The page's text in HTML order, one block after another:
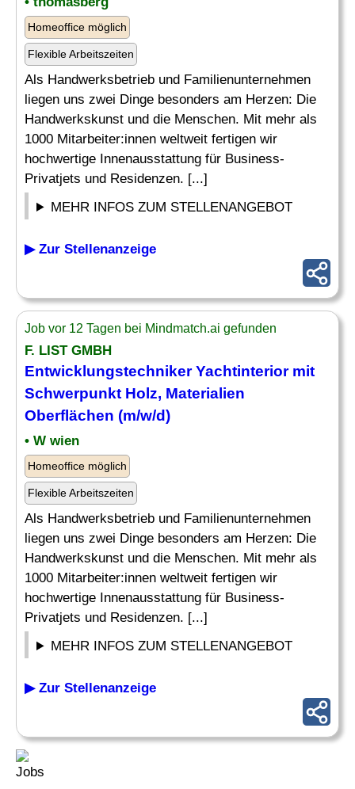
Homeoffice möglich
Flexible Arbeitszeiten
Als Handwerksbetrieb und Familienunternehmen
liegen uns zwei Dinge besonders am Herzen: Die
Handwerkskunst und die Menschen. Mit mehr als
1000 Mitarbeiter:innen weltweit fertigen wir
hochwertige Innenausstattung für Business-
Privatjets und Residenzen. [...]
MEHR INFOS ZUM STELLENANGEBOT
▶ Zur Stellenanzeige
Job vor 12 Tagen bei Mindmatch.ai gefunden
F. LIST GMBH
EntwicklungstechnikerYachtinterior mit
Schwerpunkt Holz, Materialien
Oberflächen (m/w/d)
• W wien
Homeoffice möglich
Flexible Arbeitszeiten
Als Handwerksbetrieb und Familienunternehmen
liegen uns zwei Dinge besonders am Herzen: Die
Handwerkskunst und die Menschen. Mit mehr als
1000 Mitarbeiter:innen weltweit fertigen wir
hochwertige Innenausstattung für Business-
Privatjets und Residenzen. [...]
MEHR INFOS ZUM STELLENANGEBOT
▶ Zur Stellenanzeige